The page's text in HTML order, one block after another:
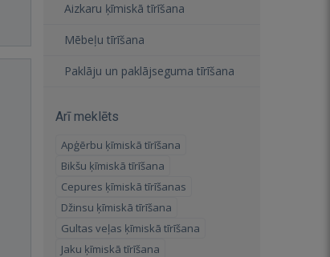
Aizkaru ķīmiskā tīrīšana
Mēbeļu tīrīšana
Paklāju un paklājseguma tīrīšana
Arī meklēts
Apģērbu ķīmiskā tīrīšana
Bikšu ķīmiskā tīrīšana
Cepures ķīmiskā tīrīšanas
Džinsu ķīmiskā tīrīšana
Gultas veļas ķīmiskā tīrīšana
Jaku ķīmiskā tīrīšana